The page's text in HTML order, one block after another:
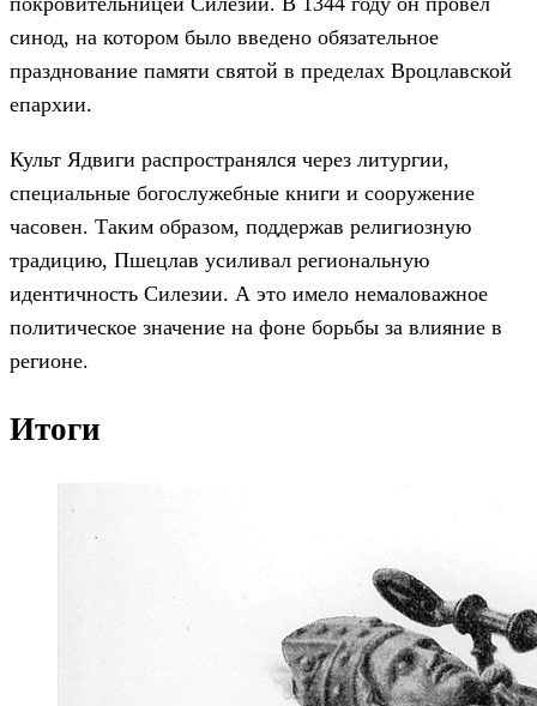
синод, на котором было введено обязательное
празднование памяти святой в пределах Вроцлавской
епархии.
Культ Ядвиги распространялся через литургии,
специальные богослужебные книги и сооружение
часовен. Таким образом, поддержав религиозную
традицию, Пшецлав усиливал региональную
идентичность Силезии. А это имело немаловажное
политическое значение на фоне борьбы за влияние в
регионе.
Итоги